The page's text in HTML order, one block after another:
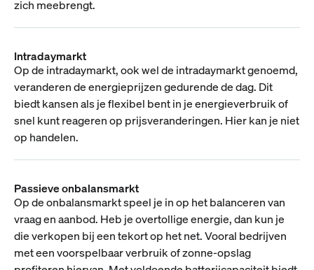
zich meebrengt.
Intradaymarkt
Op de intradaymarkt, ook wel de intradaymarkt genoemd,
veranderen de energieprijzen gedurende de dag. Dit
biedt kansen als je flexibel bent in je energieverbruik of
snel kunt reageren op prijsveranderingen. Hier kan je niet
op handelen.
Passieve onbalansmarkt
Op de onbalansmarkt speel je in op het balanceren van
vraag en aanbod. Heb je overtollige energie, dan kun je
die verkopen bij een tekort op het net. Vooral bedrijven
met een voorspelbaar verbruik of zonne-opslag